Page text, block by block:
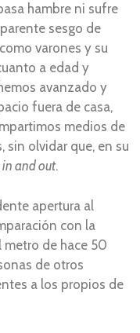
hambre ni sufre
sesgo de
varones y su
a edad y
avanzado y
fuera de casa,
medios de
sin olvidar que, en su
in and out.
apertura al
con la
de hace 50
de otros
a los propios de